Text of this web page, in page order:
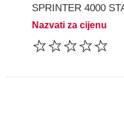
SPRINTER 4000
Nazvati za cijenu